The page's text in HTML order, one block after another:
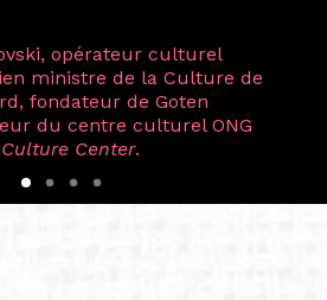
opérateur culturel
ministre de la Culture de
fondateur de Goten
du centre culturel ONG
Center.